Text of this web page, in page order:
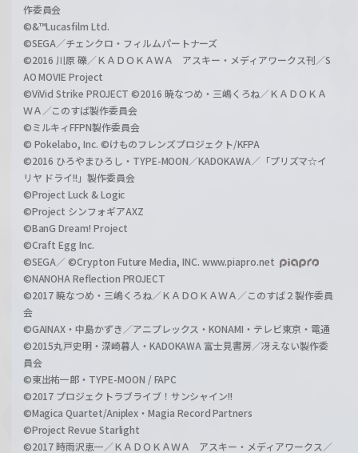
作委員会
©&™Lucasfilm Ltd.
©SEGA／チェンクロ・フィルムパートナーズ
©2016 川原 礫／ＫＡＤＯＫＡＷＡ アスキー・メディアワークス刊／S
AO MOVIE Project
©ViVid Strike PROJECT ©2016 暁なつめ・三嶋くろね／ＫＡＤＯＫＡ
ＷＡ／このすば製作委員会
©ミルキィFFPN製作委員会
© Pokelabo, Inc. ©けものフレンズプロジェクト/KFPA
©2016 ひろやまひろし・TYPE-MOON／KADOKAWA／「プリズマ☆イ
リヤ ドライ!!」製作委員会
©Project Luck & Logic
©Project シンフォギアAXZ
©BanG Dream! Project
©Craft Egg Inc.
©SEGA／ ©Crypton Future Media, INC. www.piapro.net
©NANOHA Reflection PROJECT
©2017 暁なつめ・三嶋くろね／ＫＡＤＯＫＡＷＡ／このすば２製作委員
会
©GAINAX・中島かずき／アニプレックス・KONAMI・テレビ東京・電通
©2015丸戸史明・深崎暮人・KADOKAWA 富士見書房／冴えない製作委
員会
©東出祐一郎・TYPE-MOON / FAPC
©2017 プロジェクトラブライブ！サンシャイン!!
©Magica Quartet/Aniplex・Magia Record Partners
©Project Revue Starlight
©2017 時雨沢恵一／ＫＡＤＯＫＡＷＡ アスキー・メディアワークス／